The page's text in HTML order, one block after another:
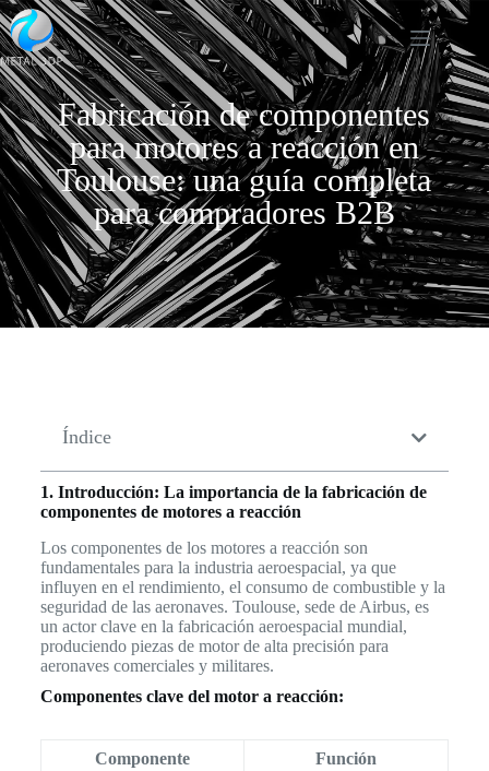
Fabricación de componentes
para motores a reacción en
Toulouse: una guía completa
para compradores B2B
Índice
1. Introducción: La importancia de la fabricación de
componentes de motores a reacción
Los componentes de los motores a reacción son
fundamentales para la industria aeroespacial, ya que
influyen en el rendimiento, el consumo de combustible y la
seguridad de las aeronaves. Toulouse, sede de Airbus, es
un actor clave en la fabricación aeroespacial mundial,
produciendo piezas de motor de alta precisión para
aeronaves comerciales y militares.
Componentes clave del motor a reacción:
Componente Función